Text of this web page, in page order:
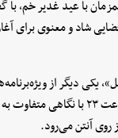
با عید غدیر خم، با
شاد و معنوی برای
یکی دیگر از
پنجشنبه شب حوالی ساعت ۲۳
آنتن می‌رود.